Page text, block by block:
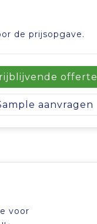
de prijsopgave.
offerte
aanvragen
voor